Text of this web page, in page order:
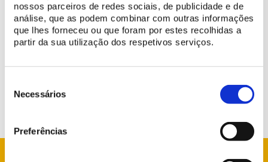
nossos parceiros de redes sociais, de publicidade e de
análise, que as podem combinar com outras informações
que lhes forneceu ou que foram por estes recolhidas a
partir da sua utilização dos respetivos serviços.
Necessários
Preferências
Protection Service. Access to the Convent of the Capuchos is
only possible from Azóia/Pé da Serra.
Information will be continuously updated on this page.